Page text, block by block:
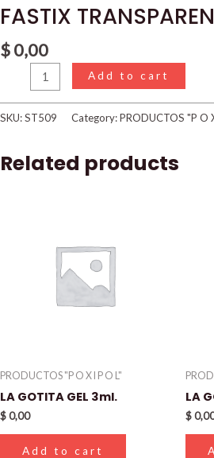
FASTIX
$0,00
Add to cart
SKU:ST509 Category:PRODUCTOS "P O
Related products
PRODUCTOS "P O X I P O L"
LA GOTITA GEL 3ml.
$0,00
Add to cart
LA
$